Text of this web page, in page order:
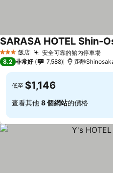
3 星級 飯店 安全可靠的館內停車場查
SARASA HOTEL Shin-
8.2 非常好 7,588 距離
低至 $1,146
查看其他 8 個網站的價格